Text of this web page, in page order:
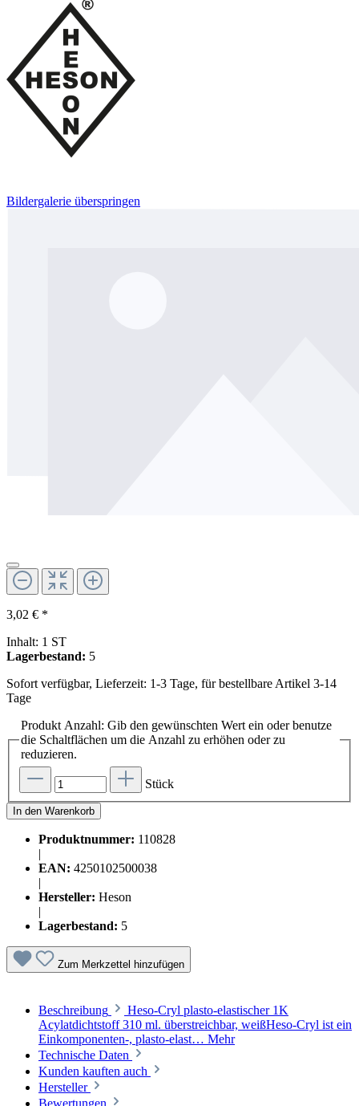
Bildergalerie überspringen
3,02 € *
Inhalt: 1 ST
Lagerbestand: 5
Sofort verfügbar, Lieferzeit: 1-3 Tage, für bestellbare Artikel 3-14
Tage
Produkt Anzahl: Gib den gewünschten Wert ein oder benutze
die Schaltflächen um die Anzahl zu erhöhen oder zu
reduzieren.
Stück
In den Warenkorb
Produktnummer: 110828
|
EAN: 4250102500038
|
Hersteller: Heson
|
Lagerbestand: 5
Zum Merkzettel hinzufügen
Beschreibung
Heso-Cryl plasto-elastischer 1K
Acylatdichtstoff 310 ml. überstreichbar, weißHeso-Cryl ist ein
Einkomponenten-, plasto-elast… Mehr
Technische Daten
Kunden kauften auch
Hersteller
Bewertungen